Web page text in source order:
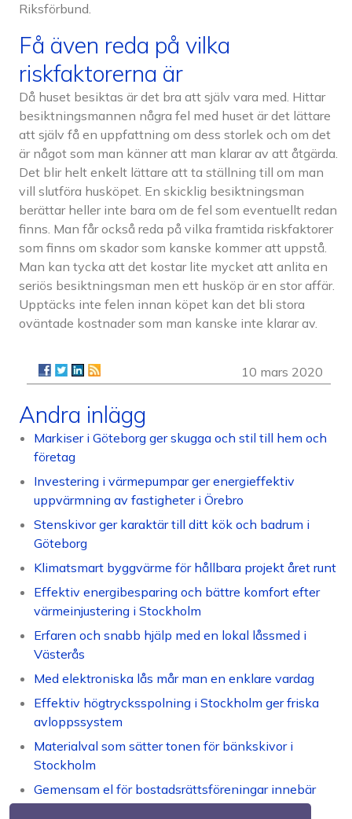
Riksförbund.
Få även reda på vilka
riskfaktorerna är
Då huset besiktas är det bra att själv vara med. Hittar
besiktningsmannen några fel med huset är det lättare
att själv få en uppfattning om dess storlek och om det
är något som man känner att man klarar av att åtgärda.
Det blir helt enkelt lättare att ta ställning till om man
vill slutföra husköpet. En skicklig besiktningsman
berättar heller inte bara om de fel som eventuellt redan
finns. Man får också reda på vilka framtida riskfaktorer
som finns om skador som kanske kommer att uppstå.
Man kan tycka att det kostar lite mycket att anlita en
seriös besiktningsman men ett husköp är en stor affär.
Upptäcks inte felen innan köpet kan det bli stora
oväntade kostnader som man kanske inte klarar av.
10 mars 2020
Andra inlägg
Markiser i Göteborg ger skugga och stil till hem och
företag
Investering i värmepumpar ger energieffektiv
uppvärmning av fastigheter i Örebro
Stenskivor ger karaktär till ditt kök och badrum i
Göteborg
Klimatsmart byggvärme för hållbara projekt året runt
Effektiv energibesparing och bättre komfort efter
värmeinjustering i Stockholm
Erfaren och snabb hjälp med en lokal låssmed i
Västerås
Med elektroniska lås mår man en enklare vardag
Effektiv högtrycksspolning i Stockholm ger friska
avloppssystem
Materialval som sätter tonen för bänkskivor i
Stockholm
Gemensam el för bostadsrättsföreningar innebär
sänkta kostnader